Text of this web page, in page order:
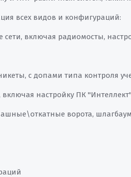
всех видов и конфигураций:
сети, включая радиомосты,
с допами типа контроля
настройку ПК
ворота,